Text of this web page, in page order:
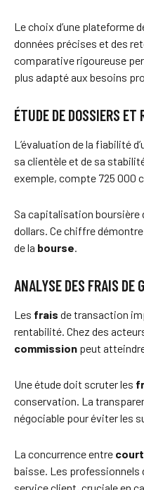
Le choix d’une plateforme
données précises et des
comparative rigoureuse
plus adapté aux besoins
ÉTUDE DE DOSSIERS ET
L’évaluation de la fiabilité
sa clientèle et de sa
exemple, compte 725 000
Sa capitalisation boursière
dollars. Ce chiffre
de la bourse.
ANALYSE DES FRAIS DE
Les frais de transaction
rentabilité. Chez des
commission peut
Une étude doit scruter les
conservation. La
négociable pour éviter les
La concurrence entre
baisse. Les professionnels